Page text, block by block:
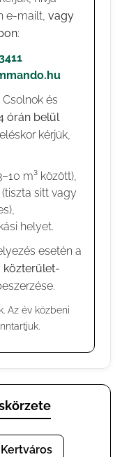
e-mailt, vagy
:
és
órán belül
kérjük,
m³ között),
sitt vagy
helyet.
esetén a
közterület-
Az év közbeni